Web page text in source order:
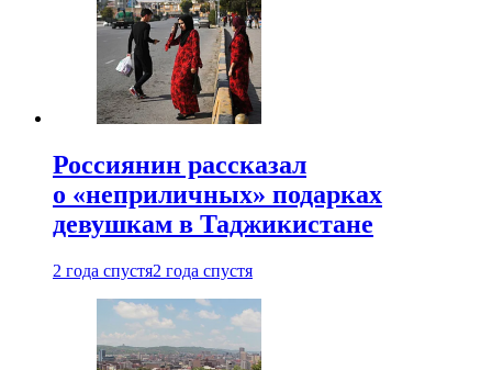
Россиянин рассказал
о «неприличных» подарках
девушкам в Таджикистане
2 года спустя2 года спустя